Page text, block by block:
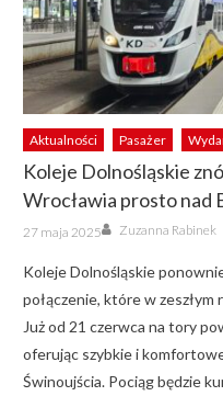
Aktualności Pasażer
Koleje Dolnośląskie
Wrocławia prosto nad
Posted
on
27 maja 2025 Author
Zuzanna Rabinek
Koleje Dolnośląskie
połączenie, które w zeszłym
Już od 21 czerwca na tory
oferując szybkie i
Świnoujścia. Pociąg będzie